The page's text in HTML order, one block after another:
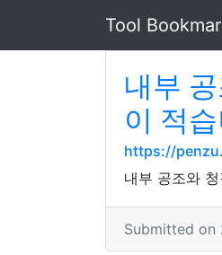
Tool
내부
이 적
https://
내부 공조와
Submitted on